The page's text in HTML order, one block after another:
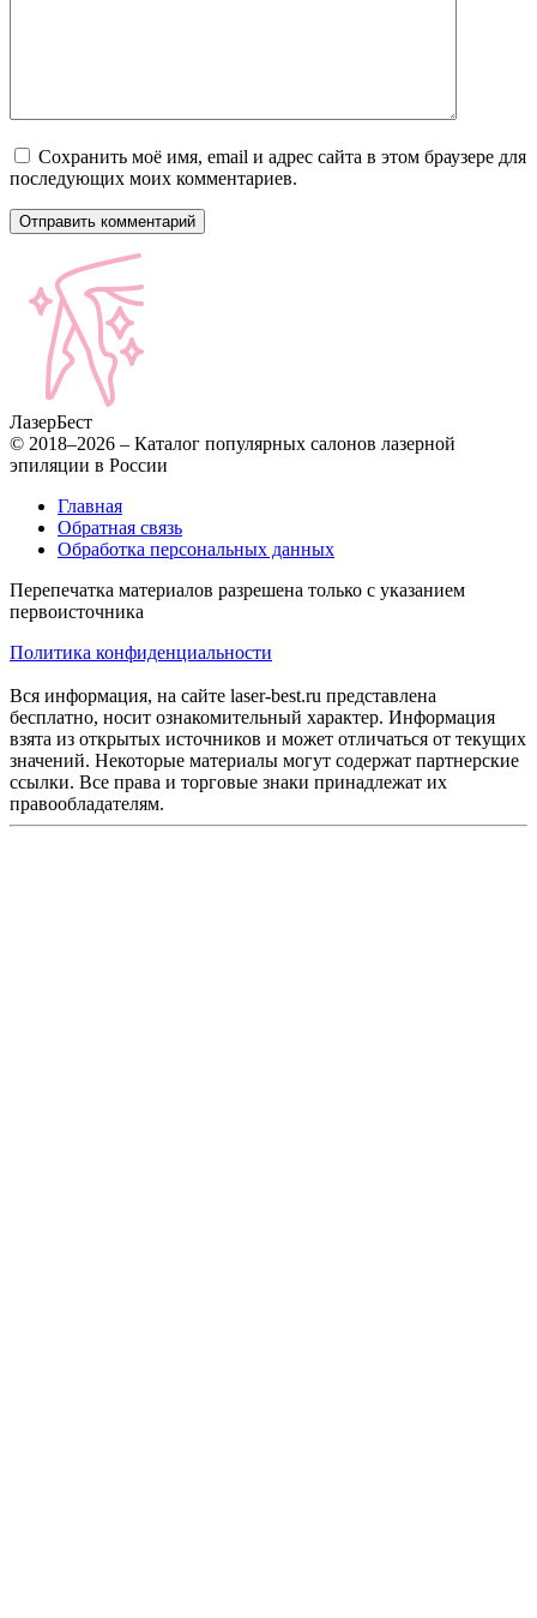
Сохранить моё имя, email и адрес сайта в этом браузере для
последующих моих комментариев.
ЛазерБест
© 2018–2026 – Каталог популярных салонов лазерной
эпиляции в России
Главная
Обратная связь
Обработка персональных данных
Перепечатка материалов разрешена только с указанием
первоисточника
Политика конфиденциальности
Вся информация, на сайте laser-best.ru представлена
бесплатно, носит ознакомительный характер. Информация
взята из открытых источников и может отличаться от текущих
значений. Некоторые материалы могут содержат партнерские
ссылки. Все права и торговые знаки принадлежат их
правообладателям.